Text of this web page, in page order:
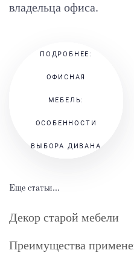
владельца офиса.
ПОДРОБНЕЕ:
ОФИСНАЯ
МЕБЕЛЬ:
ОСОБЕННОСТИ
ВЫБОРА ДИВАНА
Еще статьи...
Декор старой мебели
Преимущества